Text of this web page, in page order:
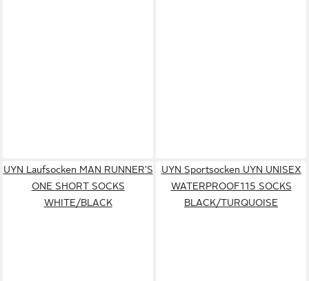
UYN Laufsocken MAN RUNNER'S
ONE SHORT SOCKS
WHITE/BLACK
UYN Sportsocken UYN UNISEX
WATERPROOF115 SOCKS
BLACK/TURQUOISE